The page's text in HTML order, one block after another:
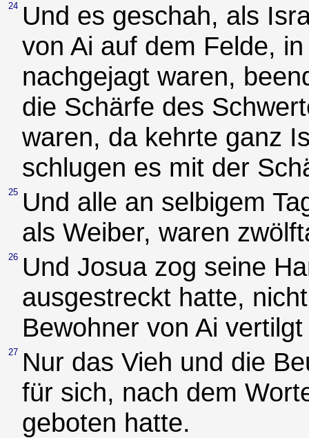
24 Und es geschah, als
von Ai auf dem Felde,
nachgejagt waren,
die Schärfe des
waren, da kehrte ganz
schlugen es mit der
25 Und alle an selbigem
als Weiber, waren
26 Und Josua zog seine
ausgestreckt hatte,
Bewohner von Ai
27 Nur das Vieh und die
für sich, nach dem
geboten hatte.